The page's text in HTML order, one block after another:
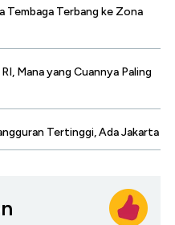
Tembaga Terbang ke Zona
Mana yang Cuannya Paling
Tertinggi, Ada Jakarta